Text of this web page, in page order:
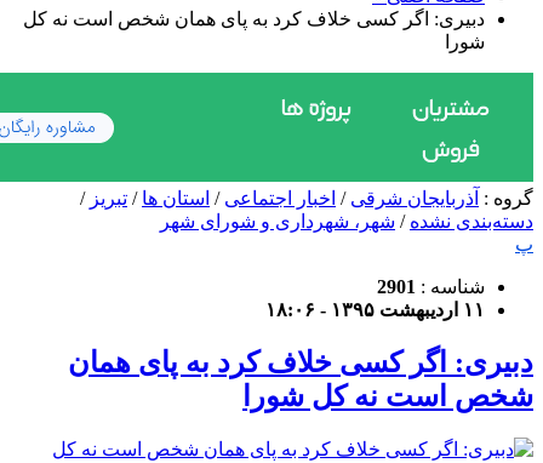
دبیری: اگر کسی خلاف کرد به پای همان شخص است نه کل
شورا
گروه : آذربایجان شرقی / اخبار اجتماعی / استان ها / تبریز /
دسته‌بندی نشده / شهر، شهرداری و شورای شهر
پ
شناسه : 2901
۱۱ اردیبهشت ۱۳۹۵ - ۱۸:۰۶
دبیری: اگر کسی خلاف کرد به پای همان
شخص است نه کل شورا